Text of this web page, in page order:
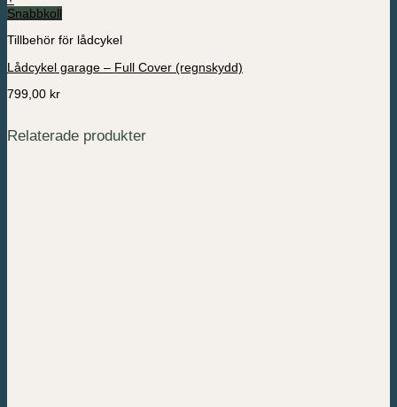
Snabbkoll
Tillbehör för lådcykel
Lådcykel garage – Full Cover (regnskydd)
799,00 kr
Relaterade produkter